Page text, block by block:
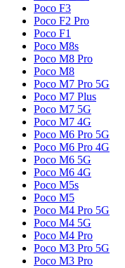
Poco F3
Poco F2 Pro
Poco F1
Poco M8s
Poco M8 Pro
Poco M8
Poco M7 Pro 5G
Poco M7 Plus
Poco M7 5G
Poco M7 4G
Poco M6 Pro 5G
Poco M6 Pro 4G
Poco M6 5G
Poco M6 4G
Poco M5s
Poco M5
Poco M4 Pro 5G
Poco M4 5G
Poco M4 Pro
Poco M3 Pro 5G
Poco M3 Pro